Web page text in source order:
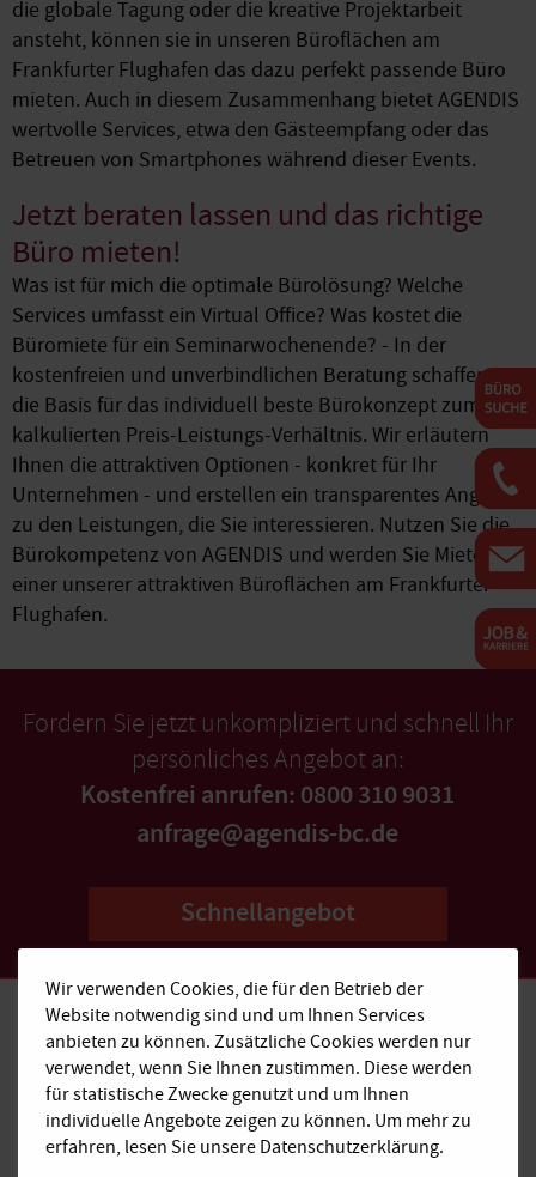
die globale Tagung oder die kreative Projektarbeit
ansteht, können sie in unseren Büroflächen am
Frankfurter Flughafen das dazu perfekt passende Büro
mieten. Auch in diesem Zusammenhang bietet AGENDIS
wertvolle Services, etwa den Gästeempfang oder das
Betreuen von Smartphones während dieser Events.
Jetzt beraten lassen und das richtige
Büro mieten!
Was ist für mich die optimale Bürolösung? Welche
Services umfasst ein Virtual Office? Was kostet die
Büromiete für ein Seminarwochenende? - In der
kostenfreien und unverbindlichen Beratung schaffen wir
die Basis für das individuell beste Bürokonzept zum fair
kalkulierten Preis-Leistungs-Verhältnis. Wir erläutern
Ihnen die attraktiven Optionen - konkret für Ihr
Unternehmen - und erstellen ein transparentes Angebot
zu den Leistungen, die Sie interessieren. Nutzen Sie die
Bürokompetenz von AGENDIS und werden Sie Mieter
einer unserer attraktiven Büroflächen am Frankfurter
Flughafen.
Fordern Sie jetzt unkompliziert und schnell Ihr
persönliches Angebot an:
Kostenfrei anrufen: 0800 310 9031
anfrage@agendis-bc.de
Schnellangebot
Kostenfrei anrufen:
0800 310 9031
E-Mail:
Wir verwenden Cookies, die für den Betrieb der
Website notwendig sind und um Ihnen Services
anbieten zu können. Zusätzliche Cookies werden nur
verwendet, wenn Sie Ihnen zustimmen. Diese werden
für statistische Zwecke genutzt und um Ihnen
individuelle Angebote zeigen zu können. Um mehr zu
erfahren, lesen Sie unsere Datenschutzerklärung.